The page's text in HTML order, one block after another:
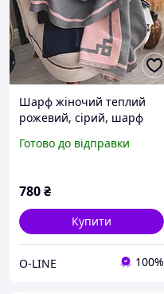
Шарф жіночий теплий
рожевий, сірий, шарф
дизайнерський, зимовий
люкс
Готово до відправки
780₴
Купити
O-LINE 100%